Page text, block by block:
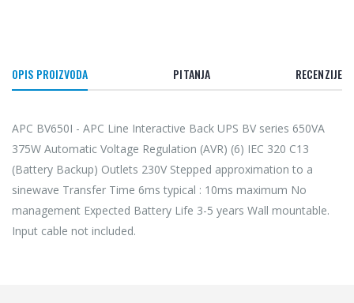
OPIS PROIZVODA PITANJA RECENZIJE
APC BV650I - APC Line Interactive Back UPS BV series 650VA
375W Automatic Voltage Regulation (AVR) (6) IEC 320 C13
(Battery Backup) Outlets 230V Stepped approximation to a
sinewave Transfer Time 6ms typical : 10ms maximum No
management Expected Battery Life 3-5 years Wall mountable.
Input cable not included.